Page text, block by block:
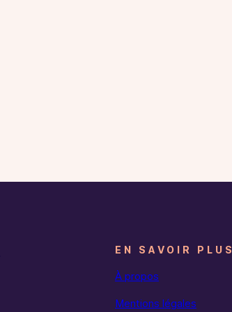
EN SAVOIR PLUS
À propos
Mentions légales